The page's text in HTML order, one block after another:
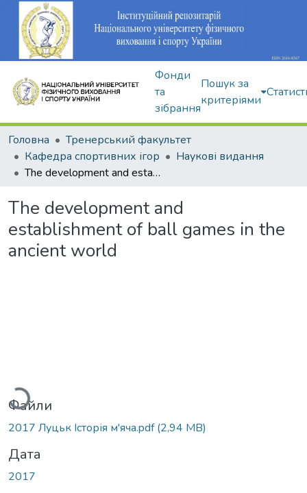
Фонди
та
зібрання
Пошук за
критеріями
Головна
Тренерський факультет
Кафедра спортивних ігор
Наукові видання
The development and establishment of ball games in the ancient world
The development and
establishment of ball games in the
ancient world
Вантажиться...
Файли
2017 Луцьк Історія м'яча.pdf(2,94 MB)
Дата
2017